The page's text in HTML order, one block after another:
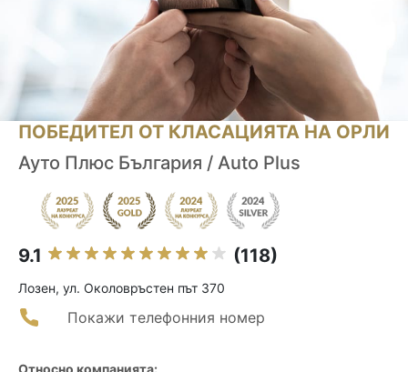
ПОБЕДИТЕЛ ОТ КЛАСАЦИЯТА НА ОРЛИ
Ауто Плюс България / Auto Plus
9.1 (118)
Лозен, ул. Околовръстен път 370
Покажи телефонния номер
Относно компанията: